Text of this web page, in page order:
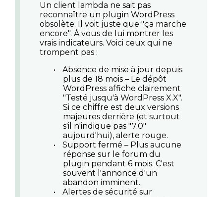
Un client lambda ne sait pas
reconnaître un plugin WordPress
obsolète. Il voit juste que "ça marche
encore". À vous de lui montrer les
vrais indicateurs. Voici ceux qui ne
trompent pas :
•
Absence de mise à jour depuis
plus de 18 mois – Le dépôt
WordPress affiche clairement
"Testé jusqu'à WordPress X.X".
Si ce chiffre est deux versions
majeures derrière (et surtout
s'il n'indique pas "7.0"
aujourd'hui), alerte rouge.
•
Support fermé – Plus aucune
réponse sur le forum du
plugin pendant 6 mois. C'est
souvent l'annonce d'un
abandon imminent.
•
Alertes de sécurité sur